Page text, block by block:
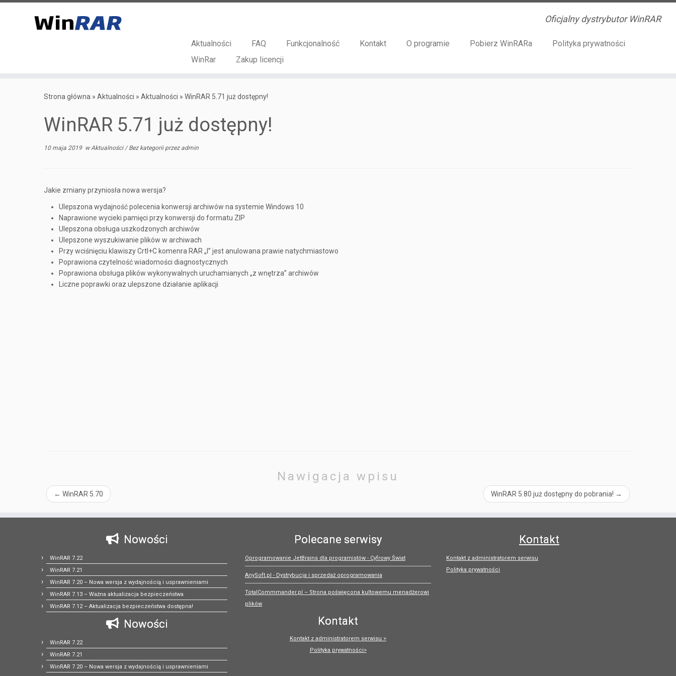
Oficjalny dystrybutor WinRAR
Aktualności FAQ Funkcjonalność Kontakt O programie Pobierz WinRARa
Polityka prywatności
WinRar
Zakup licencji
Strona główna » Aktualności » Aktualności » WinRAR 5.71 już dostępny!
WinRAR 5.71 już dostępny!
10 maja 2019wAktualności/Bez kategorii przez admin
Jakie zmiany przyniosła nowa wersja?
Ulepszona wydajność polecenia konwersji archiwów na systemie Windows 10
Naprawione wycieki pamięci przy konwersji do formatu ZIP
Ulepszona obsługa uszkodzonych archiwów
Ulepszone wyszukiwanie plików w archiwach
Przy wciśnięciu klawiszy Crtl+C komenra RAR „l” jest anulowana prawie natychmiastowo
Poprawiona czytelność wiadomości diagnostycznych
Poprawiona obsługa plików wykonywalnych uruchamianych „z wnętrza” archiwów
Liczne poprawki oraz ulepszone działanie aplikacji
Nawigacja wpisu
← WinRAR 5.70 WinRAR 5.80 już dostępny do pobrania! →
Nowości
WinRAR 7.22
WinRAR 7.21
WinRAR 7.20 – Nowa wersja z wydajnością i usprawnieniami
WinRAR 7.13 – Ważna aktualizacja bezpieczeństwa
WinRAR 7.12 – Aktualizacja bezpieczeństwa dostępna!
Nowości
WinRAR 7.22
WinRAR 7.21
WinRAR 7.20 – Nowa wersja z wydajnością i usprawnieniami
Polecane serwisy
Oprogramowanie JetBrains dla programistów - Cyfrowy Świat
AnySoft.pl - Dystrybucja i sprzedaż oprogramowania
TotalCommmander.pl – Strona poświęcona kultowemu menadżerowi
plików
Kontakt
Kontakt z administratorem serwisu >
Polityka prywatności>
Kontakt
Kontakt z administratorem serwisu
Polityka prywatności